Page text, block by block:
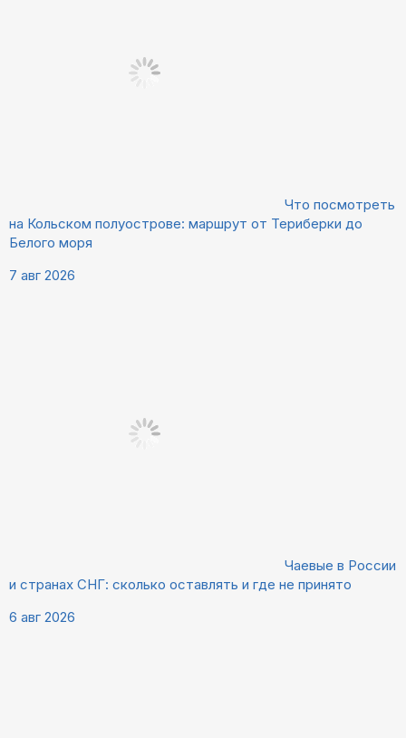
Что посмотреть
на Кольском полуострове: маршрут от Териберки до
Белого моря
7 авг 2026
Чаевые в России
и странах СНГ: сколько оставлять и где не принято
6 авг 2026